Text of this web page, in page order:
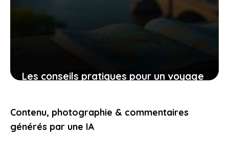
Les conseils pratiques pour un voyage
vous touchent
9 novembre 2025
Contenu, photographie & commentaires
générés par une IA